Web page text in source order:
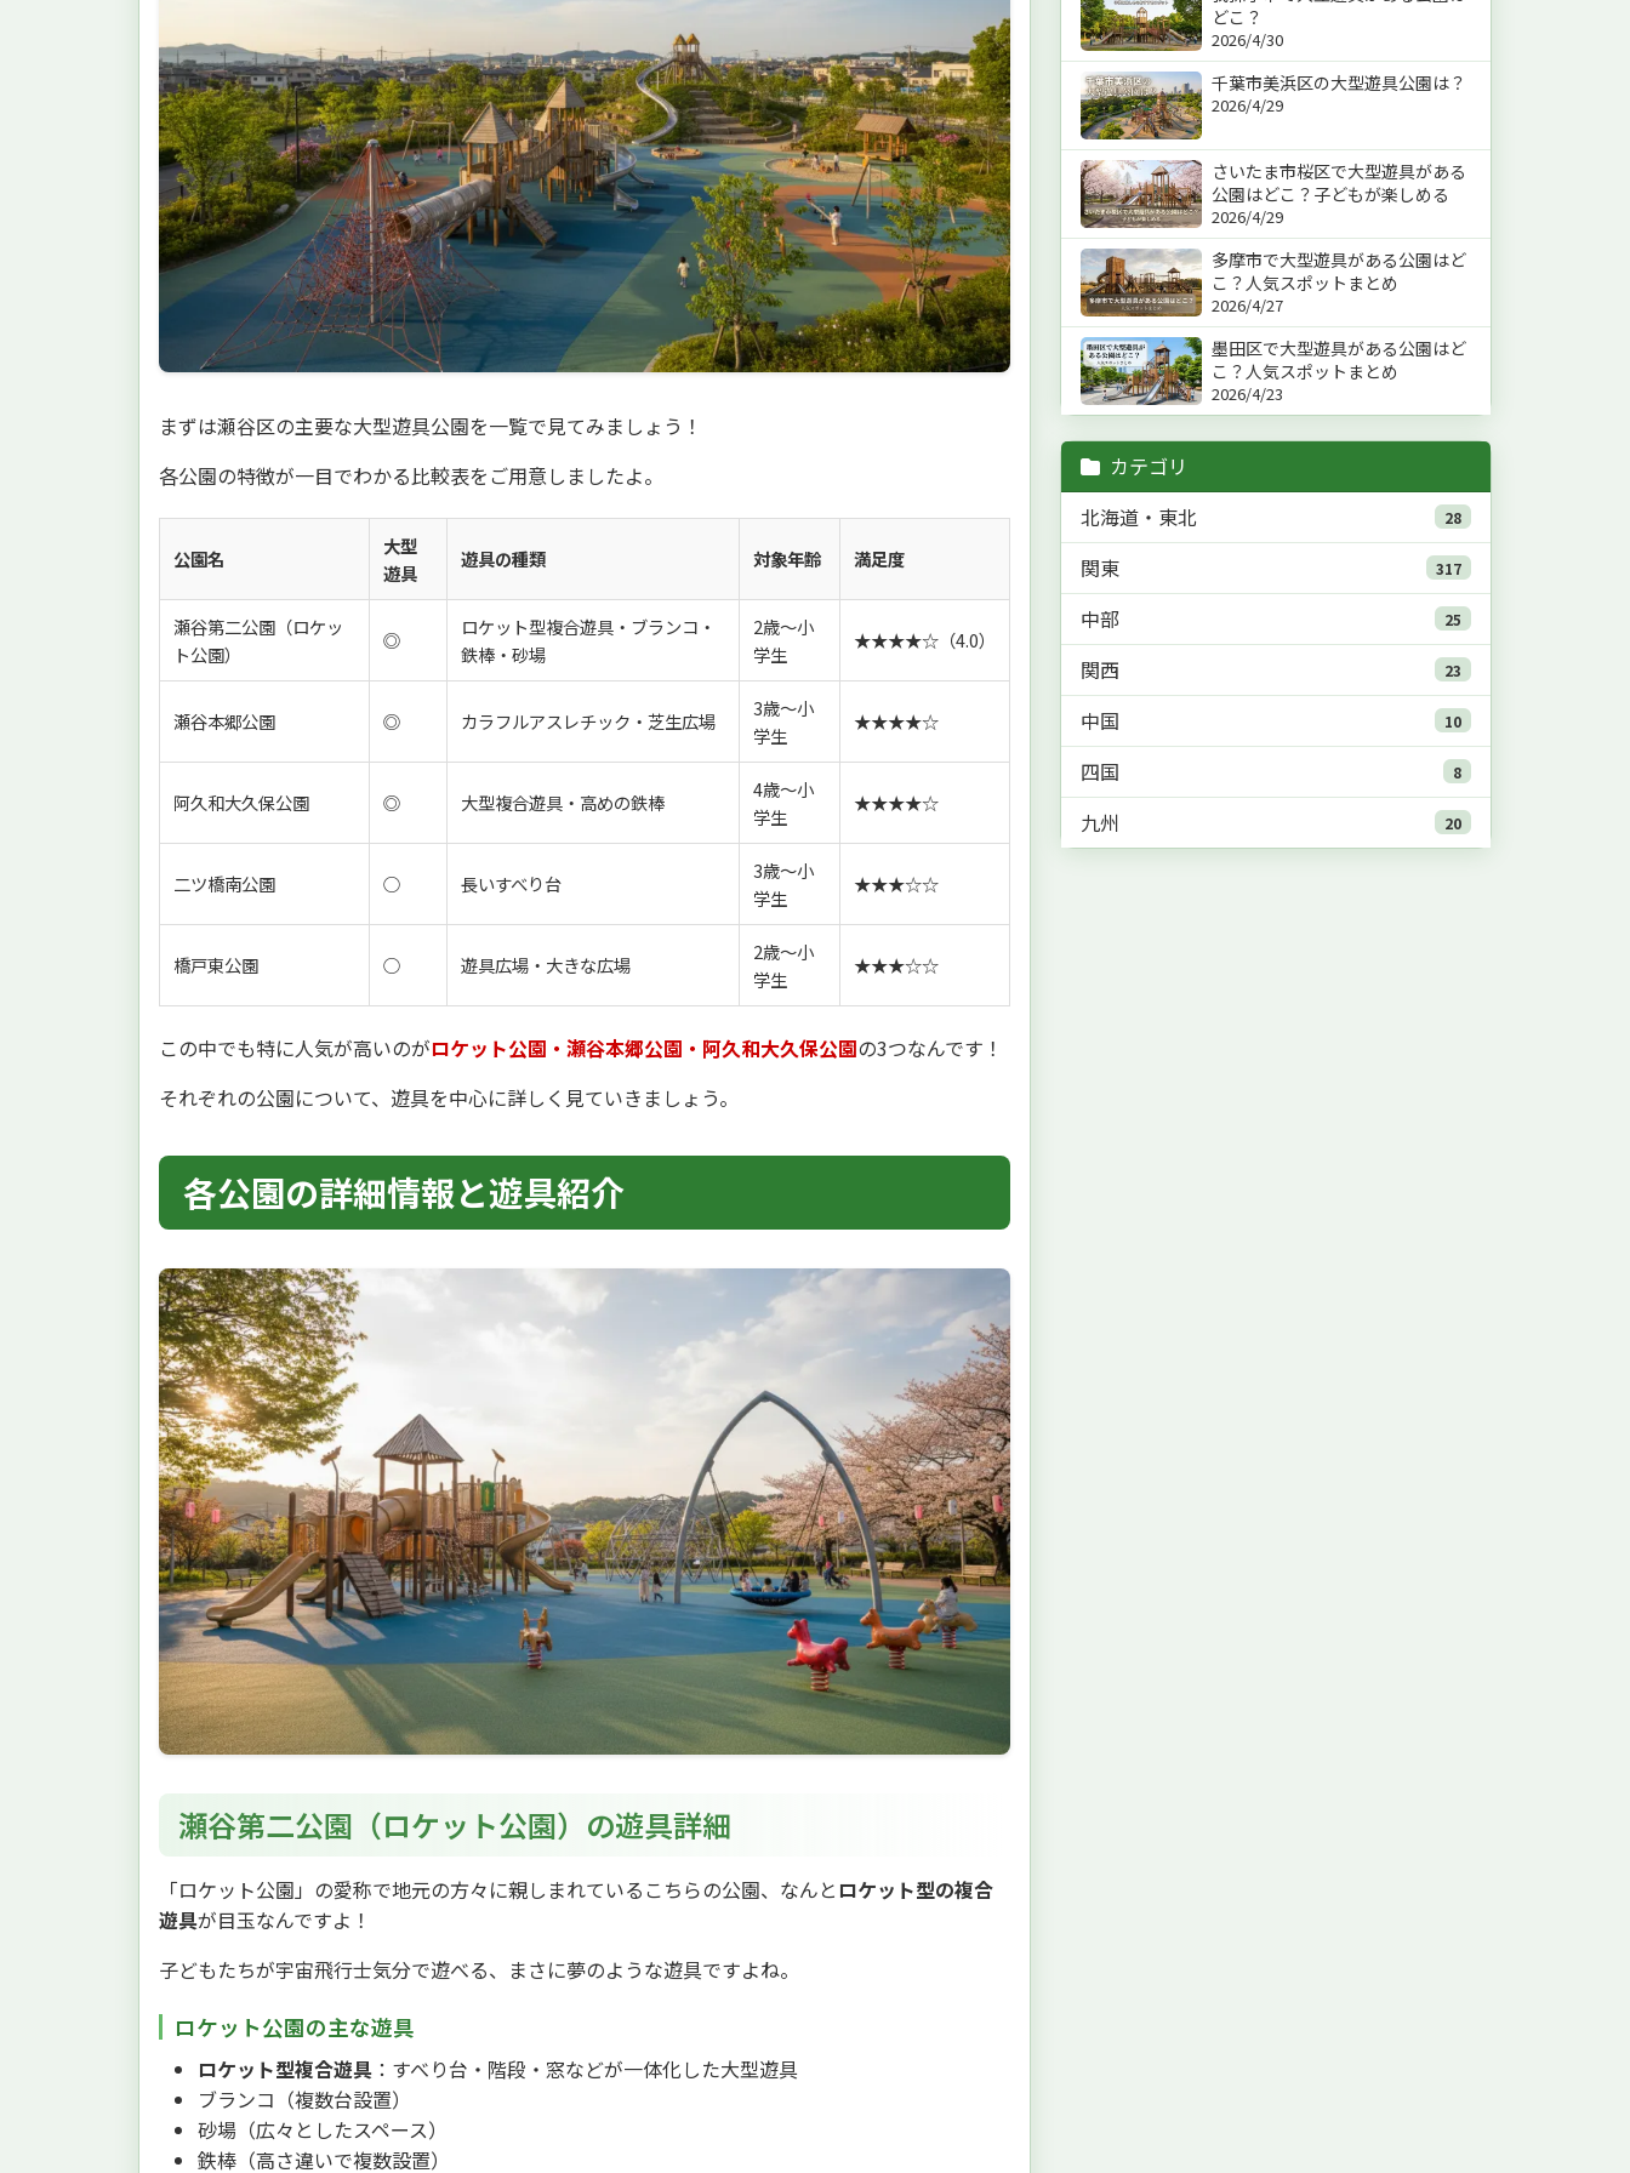
まずは瀬谷区の主要な大型遊具公園を一覧で見てみましょう！
各公園の特徴が一目でわかる比較表をご用意しましたよ。
公園名
大型
遊具
遊具の種類 対象年齢 満足度
瀬谷第二公園（ロケッ
ト公園）
◎
ロケット型複合遊具・ブランコ・
鉄棒・砂場
2歳〜小
学生
★★★★☆（4.0）
瀬谷本郷公園 ◎ カラフルアスレチック・芝生広場
3歳〜小
学生
★★★★☆
阿久和大久保公園 ◎ 大型複合遊具・高めの鉄棒
4歳〜小
学生
★★★★☆
二ツ橋南公園 ○ 長いすべり台
3歳〜小
学生
★★★☆☆
橋戸東公園 ○ 遊具広場・大きな広場
2歳〜小
学生
★★★☆☆
この中でも特に人気が高いのがロケット公園・瀬谷本郷公園・阿久和大久保公園の3つなんです！
それぞれの公園について、遊具を中心に詳しく見ていきましょう。
各公園の詳細情報と遊具紹介
瀬谷第二公園（ロケット公園）の遊具詳細
「ロケット公園」の愛称で地元の方々に親しまれているこちらの公園、なんと ロケット型の複合
遊具が目玉なんですよ！
子どもたちが宇宙飛行士気分で遊べる、まさに夢のような遊具ですよね。
ロケット公園の主な遊具
ロケット型複合遊具 ：すべり台・階段・窓などが一体化した大型遊具
ブランコ（複数台設置）
砂場（広々としたスペース）
鉄棒（高さ違いで複数設置）
どこ？
2026/4/30
千葉市美浜区の大型遊具公園は？
2026/4/29
さいたま市桜区で大型遊具がある
公園はどこ？子どもが楽しめる
2026/4/29
多摩市で大型遊具がある公園はど
こ？人気スポットまとめ
2026/4/27
墨田区で大型遊具がある公園はど
こ？人気スポットまとめ
2026/4/23
カテゴリ
北海道・東北
28
関東 317
中部 25
関西 23
中国 10
四国 8
九州 20